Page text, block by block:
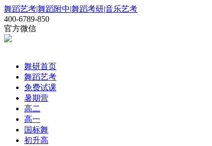
舞蹈艺考|舞蹈附中|舞蹈考研|音乐艺考
400-6789-850
官方微信
舞研首页
舞蹈艺考
免费试课
暑期营
高二
高一
国标舞
初升高